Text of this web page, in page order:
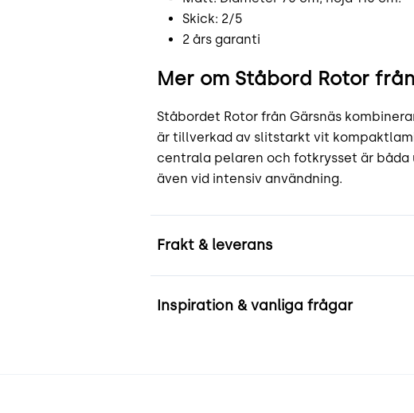
Skick: 2/5
2 års garanti
Mer om Ståbord Rotor
Ståbordet Rotor från Gärsnäs
är tillverkad av slitstarkt vit
centrala pelaren och fotkrysset är
även vid intensiv användning.
Frakt & leverans
Inspiration & vanliga frågar